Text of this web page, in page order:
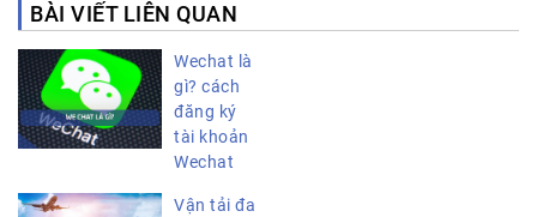
BÀI VIẾT LIÊN QUAN
Wechat là
gì? cách
đăng ký
tài khoản
Wechat
Vận tải đa